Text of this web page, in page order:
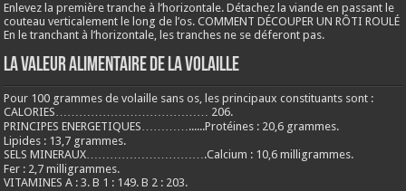
Enlevez la première tranche à l’horizontale. Détachez la viande en passant le
couteau verticalement le long de l’os. COMMENT DÉCOUPER UN RÔTI ROULÉ
En le tranchant à l’horizontale, les tranches ne se déferont pas.
LA VALEUR ALIMENTAIRE DE LA VOLAILLE
Pour 100 grammes de volaille sans os, les principaux constituants sont :
CALORIES………………………………… 206.
PRINCIPES ENERGETIQUES…………......Protéines : 20,6 grammes.
Lipides : 13,7 grammes.
SELS MINERAUX………………………….Calcium : 10,6 milligrammes.
Fer : 2,7 milligrammes.
VITAMINES A : 3. B 1 : 149. B 2 : 203.